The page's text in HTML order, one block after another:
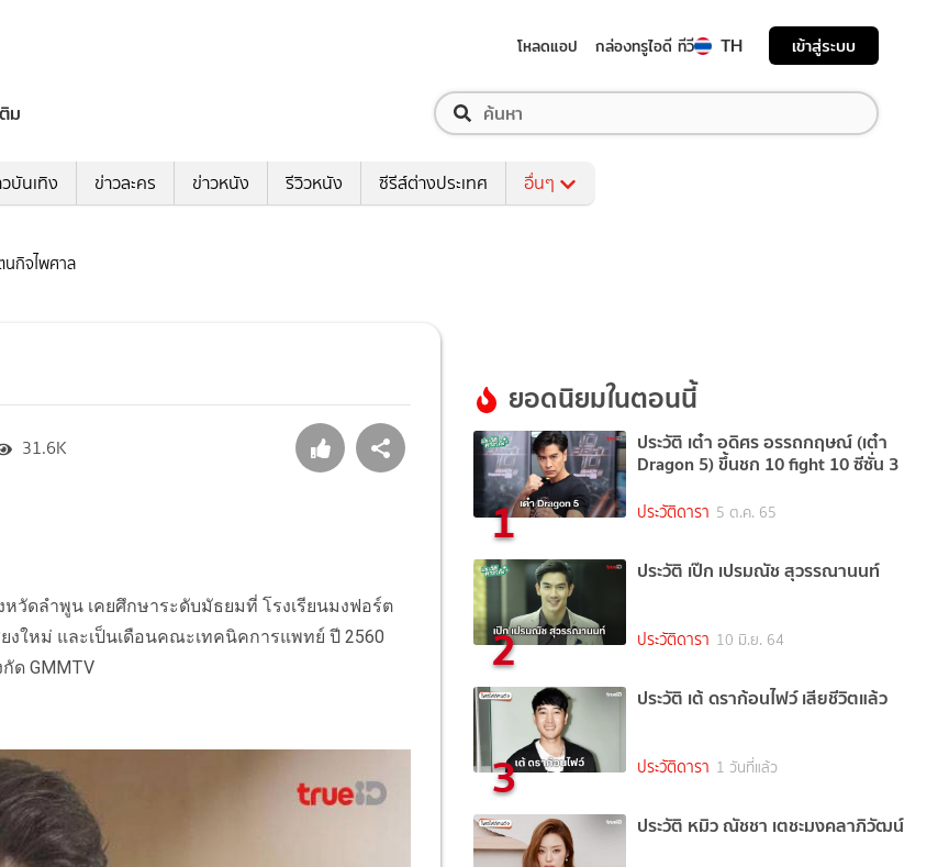
โหลดแอป กล่องทรูไอดี ทีวี TH เข้าสู่ระบบ
ม
บันเทิง ข่าวละคร ข่าวหนัง รีวิวหนัง ซีรีส์ต่างประเทศ อื่นๆ
กิจไพศาล
31.6K
หวัดลำพูน เคยศึกษาระดับมัธยมที่ โรงเรียนมงฟอร์ต
ใหม่ และเป็นเดือนคณะเทคนิคการแพทย์ ปี 2560
ด GMMTV
ยอดนิยมในตอนนี้
1
ประวัติ เต๋า อดิศร อรรถกฤษณ์ (เต๋า
Dragon 5) ขึ้นชก 10 fight 10 ซีซั่น 3
ประวัติดารา 5 ต.ค. 65
2
ประวัติ เป๊ก เปรมณัช สุวรรณานนท์
ประวัติดารา 10 มิ.ย. 64
3
ประวัติ เต้ ดราก้อนไฟว์ เสียชีวิตแล้ว
ประวัติดารา 1 วันที่แล้ว
ประวัติ หมิว ณัชชา เตชะมงคลาภิวัฒน์